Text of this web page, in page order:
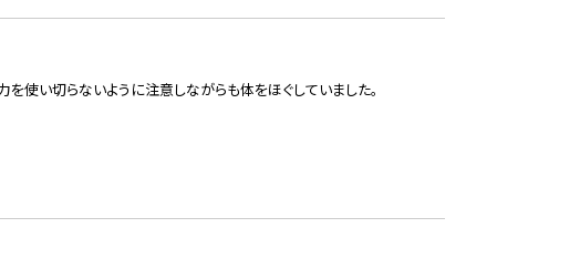
使い切らないように注意しながらも体をほぐしていました。